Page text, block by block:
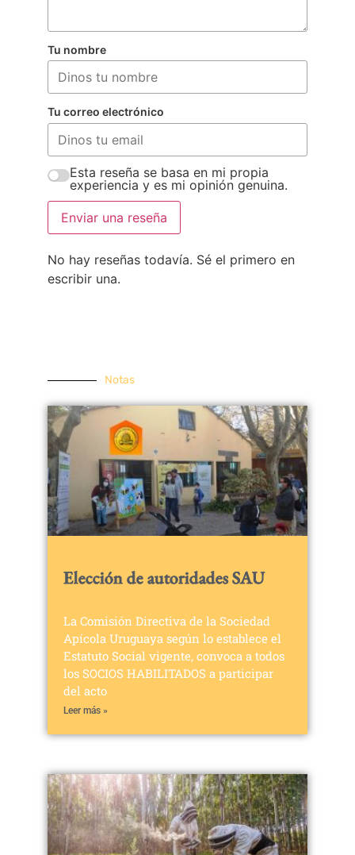
Tu nombre
Tu correo electrónico
Esta reseña se basa en mi propia
experiencia y es mi opinión genuina.
Enviar una reseña
No hay reseñas todavía. Sé el primero en
escribir una.
Notas
Elección de autoridades SAU
La Comisión Directiva de la Sociedad
Apícola Uruguaya según lo establece el
Estatuto Social vigente, convoca a todos
los SOCIOS HABILITADOS a participar
del acto
Leer más »